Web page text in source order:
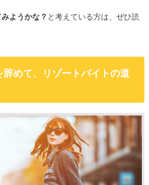
ようかな？ と考えている方は、ぜひ読
辞めて、リゾートバイトの道